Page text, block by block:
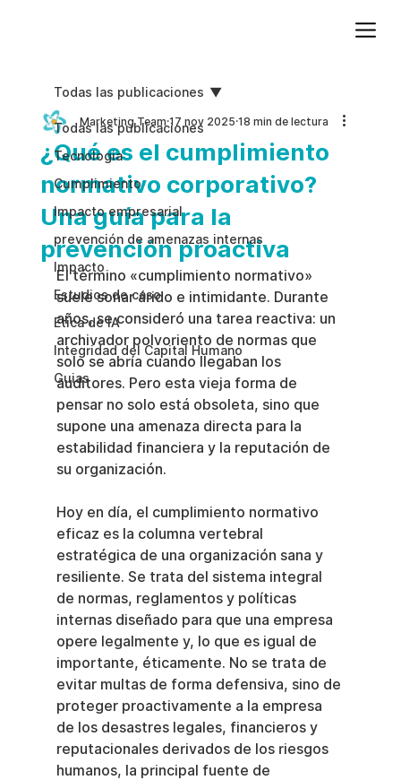
Todas las publicaciones
Tecnologia
Cumplimiento
Impacto empresarial
prevención de amenazas internas
Impacto
Estudios de caso
Etica de IA
Integridad del Capital Humano
Guias
Todas las publicaciones
¿Qué es el cumplimiento
normativo corporativo?
Una guía para la
prevención proactiva
Marketing Team 17 nov 2025 18 min de lectura
El término «cumplimiento normativo»
suele sonar árido e intimidante. Durante
años, se consideró una tarea reactiva: un
archivador polvoriento de normas que
solo se abría cuando llegaban los
auditores. Pero esta vieja forma de
pensar no solo está obsoleta, sino que
supone una amenaza directa para la
estabilidad financiera y la reputación de
su organización.
Hoy en día, el cumplimiento normativo
eficaz es la columna vertebral
estratégica de una organización sana y
resiliente. Se trata del sistema integral
de normas, reglamentos y políticas
internas diseñado para que una empresa
opere legalmente y, lo que es igual de
importante, éticamente. No se trata de
evitar multas de forma defensiva, sino de
proteger proactivamente a la empresa
de los desastres legales, financieros y
reputacionales derivados de los riesgos
humanos, la principal fuente de